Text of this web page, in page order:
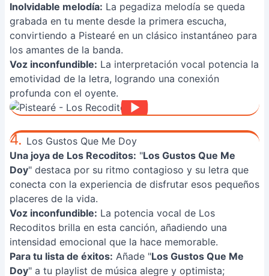
Inolvidable melodía: La pegadiza melodía se queda
grabada en tu mente desde la primera escucha,
convirtiendo a Pistearé en un clásico instantáneo para
los amantes de la banda.
Voz inconfundible: La interpretación vocal potencia la
emotividad de la letra, logrando una conexión
profunda con el oyente.
4. Los Gustos Que Me Doy
Una joya de Los Recoditos: "Los Gustos Que Me
Doy" destaca por su ritmo contagioso y su letra que
conecta con la experiencia de disfrutar esos pequeños
placeres de la vida.
Voz inconfundible: La potencia vocal de Los
Recoditos brilla en esta canción, añadiendo una
intensidad emocional que la hace memorable.
Para tu lista de éxitos: Añade "Los Gustos Que Me
Doy" a tu playlist de música alegre y optimista;